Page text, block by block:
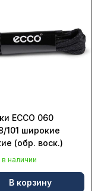
ECCO 060
101 широкие
(обр. воск.)
в наличии
В корзину